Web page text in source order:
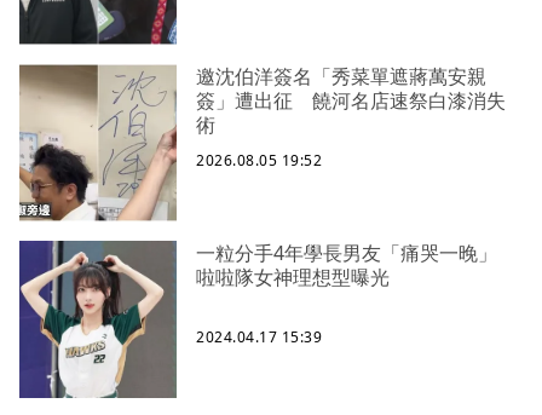
邀沈伯洋簽名「秀菜單遮蔣萬安親
簽」遭出征 饒河名店速祭白漆消失
術
2026.08.05 19:52
一粒分手4年學長男友「痛哭一晚」
啦啦隊女神理想型曝光
2024.04.17 15:39